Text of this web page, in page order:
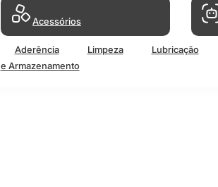
Acessórios
Aderência Limpeza Lubricação
e Armazenamento